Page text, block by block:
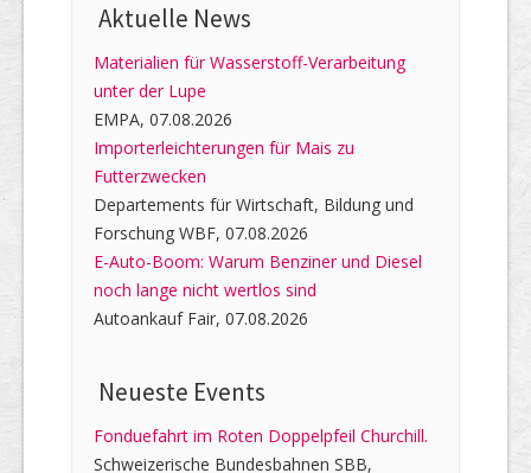
Aktuelle News
Materialien für Wasserstoff-Verarbeitung
unter der Lupe
EMPA, 07.08.2026
Importerleichterungen für Mais zu
Futterzwecken
Departements für Wirtschaft, Bildung und
Forschung WBF, 07.08.2026
E-Auto-Boom: Warum Benziner und Diesel
noch lange nicht wertlos sind
Autoankauf Fair, 07.08.2026
Neueste Events
Fonduefahrt im Roten Doppelpfeil Churchill.
Schweizerische Bundesbahnen SBB,